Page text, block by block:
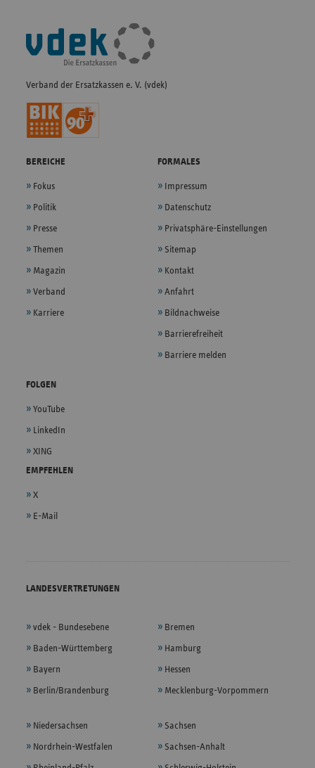
Fußleisten-
Navigation
Verband der Ersatzkassen e. V. (vdek)
BEREICHE
Fokus
Politik
Presse
Themen
Magazin
Verband
Karriere
FORMALES
Impressum
Datenschutz
Privatsphäre-Einstellungen
Sitemap
Kontakt
Anfahrt
Bildnachweise
Barrierefreiheit
Barriere melden
FOLGEN
YouTube
LinkedIn
XING
EMPFEHLEN
X
E-Mail
LANDESVERTRETUNGEN
vdek - Bundesebene
Baden-Württemberg
Bayern
Berlin/Brandenburg
Bremen
Hamburg
Hessen
Mecklenburg-Vorpommern
Niedersachsen
Nordrhein-Westfalen
Sachsen
Sachsen-Anhalt